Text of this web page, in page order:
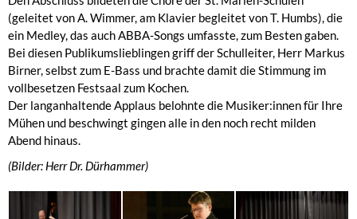
(geleitet von A. Wimmer, am Klavier begleitet von T. Humbs), die
ein Medley, das auch ABBA-Songs umfasste, zum Besten gaben.
Bei diesen Publikumslieblingen griff der Schulleiter, Herr Markus
Birner, selbst zum E-Bass und brachte damit die Stimmung im
vollbesetzen Festsaal zum Kochen.
Der langanhaltende Applaus belohnte die Musiker:innen für Ihre
Mühen und beschwingt gingen alle in den noch recht milden
Abend hinaus.
(Bilder: Herr Dr. Dürhammer)